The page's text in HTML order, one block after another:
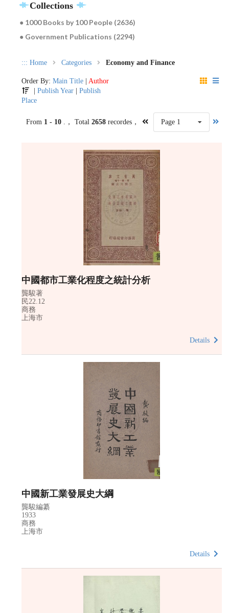
Collections
● 1000 Books by 100 People (2636)
● Government Publications (2294)
::: Home Categories Economy and Finance
Order By: Main Title
Author
|Publish Year |Publish
Place
From 1 - 10 .， Total 2658recordes， Page 1
中國都市工業化程度之統計分析
龔駿著
民22.12
商務
上海市
Details
中國新工業發展史大綱
龔駿編纂
1933
商務
上海市
Details